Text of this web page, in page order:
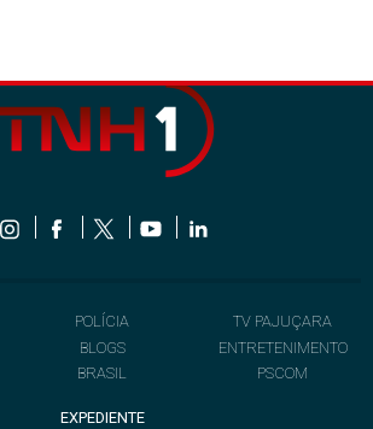
POLÍCIA
BLOGS
BRASIL
TV PAJUÇARA
ENTRETENIMENTO
PSCOM
EXPEDIENTE